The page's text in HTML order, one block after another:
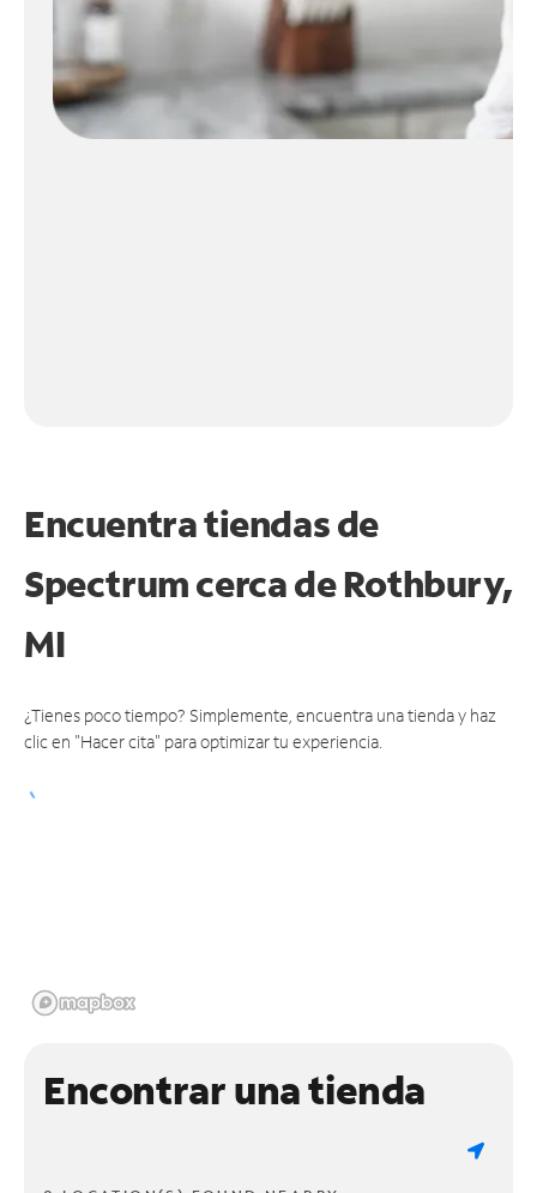
Encuentra tiendas de
Spectrum cerca deRothbury,
MI
¿Tienes poco tiempo? Simplemente, encuentra una tienda y haz
clic en "Hacer cita" para optimizar tu experiencia.
Encontrar una tienda